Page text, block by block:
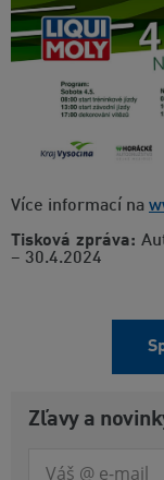
Více informací na
Tisková zpráva:
– 30.4.2024
Zľavy a